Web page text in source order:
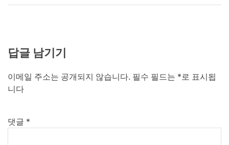
답글 남기기
이메일 주소는 공개되지 않습니다. 필수 필드는 *로 표시됩
니다
댓글 *